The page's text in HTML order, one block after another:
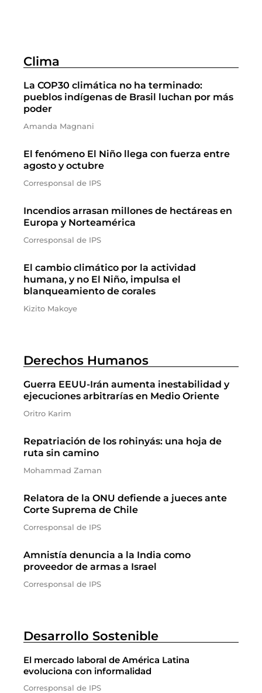
Clima
La COP30 climática no ha terminado:
pueblos indígenas de Brasil luchan por más
poder
Amanda Magnani
El fenómeno El Niño llega con fuerza entre
agosto y octubre
Corresponsal de IPS
Incendios arrasan millones de hectáreas en
Europa y Norteamérica
Corresponsal de IPS
El cambio climático por la actividad
humana, y no El Niño, impulsa el
blanqueamiento de corales
Kizito Makoye
Derechos Humanos
Guerra EEUU-Irán aumenta inestabilidad y
ejecuciones arbitrarías en Medio Oriente
Oritro Karim
Repatriación de los rohinyás: una hoja de
ruta sin camino
Mohammad Zaman
Relatora de la ONU defiende a jueces ante
Corte Suprema de Chile
Corresponsal de IPS
Amnistía denuncia a la India como
proveedor de armas a Israel
Corresponsal de IPS
Desarrollo Sostenible
El mercado laboral de América Latina
evoluciona con informalidad
Corresponsal de IPS